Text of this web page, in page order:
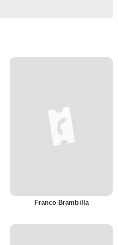
Franco Brambilla